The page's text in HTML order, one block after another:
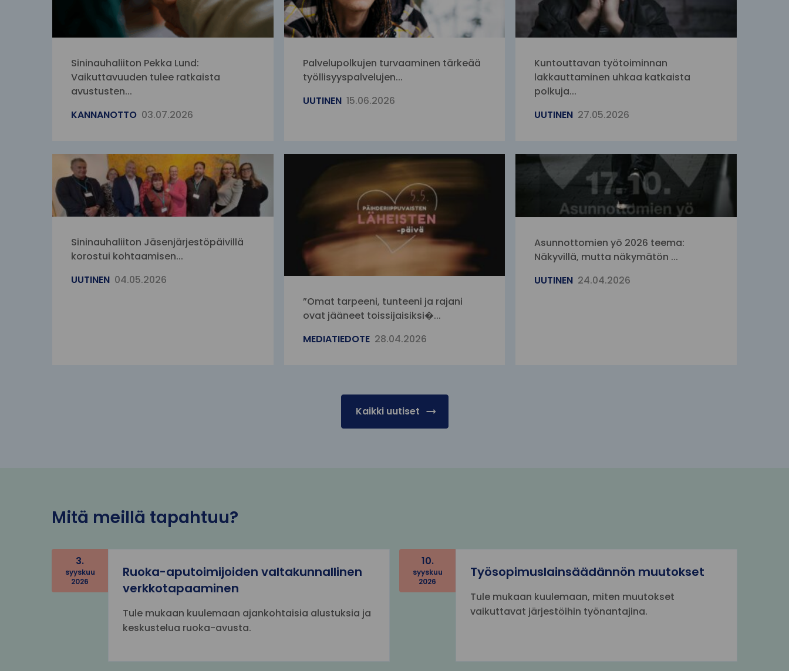
Sininauhaliiton Pekka Lund:
Vaikuttavuuden tulee ratkaista
avustusten...
KANNANOTTO 03.07.2026
Palvelupolkujen turvaaminen tärkeää
työllisyyspalvelujen...
UUTINEN 15.06.2026
Kuntouttavan työtoiminnan
lakkauttaminen uhkaa katkaista
polkuja...
UUTINEN 27.05.2026
Sininauhaliiton Jäsenjärjestöpäivillä
korostui kohtaamisen...
UUTINEN 04.05.2026
”Omat tarpeeni, tunteeni ja rajani
ovat jääneet toissijaisiksi�...
MEDIATIEDOTE 28.04.2026
Asunnottomien yö 2026 teema:
Näkyvillä, mutta näkymätön ...
UUTINEN 24.04.2026
Kaikki uutiset
Mitä meillä tapahtuu?
3
syyskuu
2026
9
e
o
Ruoka-aputoimijoiden valtakunnallinen
verkkotapaaminen
Tule mukaan kuulemaan ajankohtaisia alustuksia ja
keskustelua ruoka-avusta.
10
syyskuu
2026
9
Työsopimuslainsäädännön muutokset
Tule mukaan kuulemaan, miten muutokset
vaikuttavat järjestöihin työnantajina.